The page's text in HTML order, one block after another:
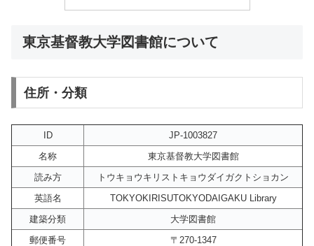
東京基督教大学図書館について
住所・分類
ID
JP-1003827
名称
東京基督教大学図書館
読み方
トウキョウキリストキョウダイガクトショカン
英語名
TOKYOKIRISUTOKYODAIGAKU Library
建築分類
大学図書館
郵便番号
〒270-1347